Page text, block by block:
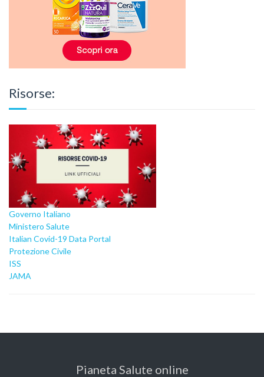
Risorse:
Governo Italiano
Ministero Salute
Italian Covid-19 Data Portal
Protezione Civile
ISS
JAMA
Pianeta Salute online